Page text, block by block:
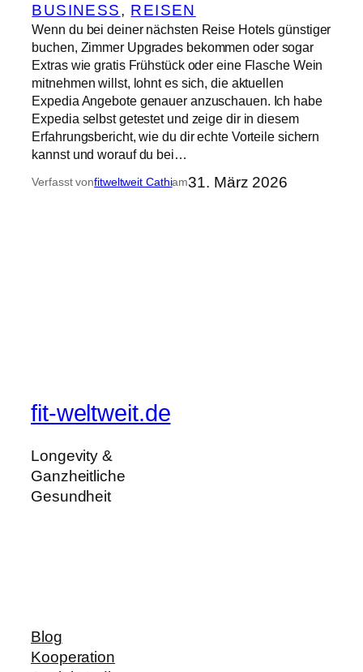
BUSINESS, REISEN
Wenn du bei deiner nächsten Reise Hotels günstiger
buchen, Zimmer Upgrades bekommen oder sogar
Extras wie gratis Frühstück oder eine Flasche Wein
mitnehmen willst, lohnt es sich, die aktuellen
Expedia Angebote genauer anzuschauen. Ich habe
Expedia selbst getestet und zeige dir in diesem
Erfahrungsbericht, wie du dir echte Vorteile sichern
kannst und worauf du bei…
Verfasst vonfitweltweit Cathiam31. März 2026
fit-weltweit.de
Longevity &
Ganzheitliche
Gesundheit
Blog
Kooperation